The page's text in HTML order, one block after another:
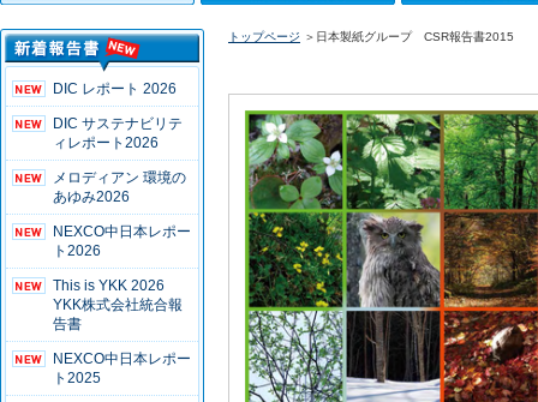
DIC レポート 2026
DIC サステナビリテ
ィレポート2026
メロディアン 環境の
あゆみ2026
NEXCO中日本レポー
ト2026
This is YKK 2026
YKK株式会社統合報
告書
NEXCO中日本レポー
ト2025
トップページ ＞日本製紙グループ CSR報告書2015